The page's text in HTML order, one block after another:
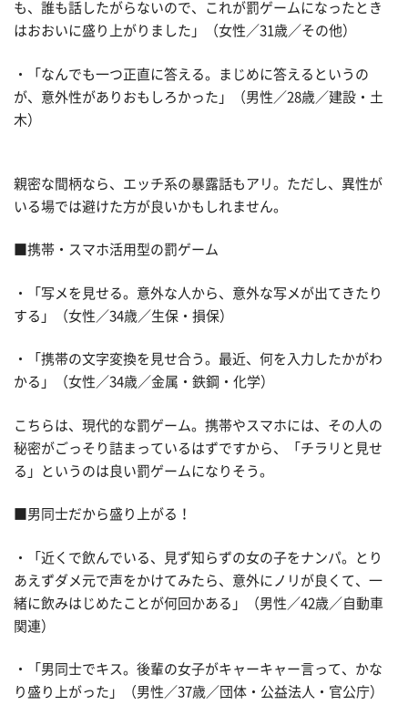
も、誰も話したがらないので、これが罰ゲームになったとき
はおおいに盛り上がりました」（女性／31歳／その他）
・「なんでも一つ正直に答える。まじめに答えるというの
が、意外性がありおもしろかった」（男性／28歳／建設・土
木）
親密な間柄なら、エッチ系の暴露話もアリ。ただし、異性が
いる場では避けた方が良いかもしれません。
■携帯・スマホ活用型の罰ゲーム
・「写メを見せる。意外な人から、意外な写メが出てきたり
する」（女性／34歳／生保・損保）
・「携帯の文字変換を見せ合う。最近、何を入力したかがわ
かる」（女性／34歳／金属・鉄鋼・化学）
こちらは、現代的な罰ゲーム。携帯やスマホには、その人の
秘密がごっそり詰まっているはずですから、「チラリと見せ
る」というのは良い罰ゲームになりそう。
■男同士だから盛り上がる！
・「近くで飲んでいる、見ず知らずの女の子をナンパ。とり
あえずダメ元で声をかけてみたら、意外にノリが良くて、一
緒に飲みはじめたことが何回かある」（男性／42歳／自動車
関連）
・「男同士でキス。後輩の女子がキャーキャー言って、かな
り盛り上がった」（男性／37歳／団体・公益法人・官公庁）